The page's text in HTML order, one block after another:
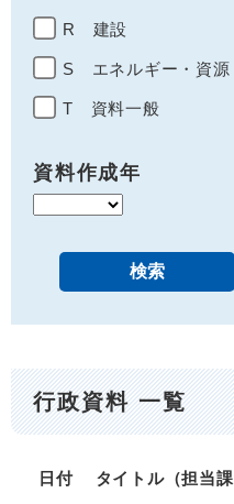
R 建設
S エネルギー・資源
T 資料一般
資料作成年
行政資料 一覧
日付 タイトル 担当課